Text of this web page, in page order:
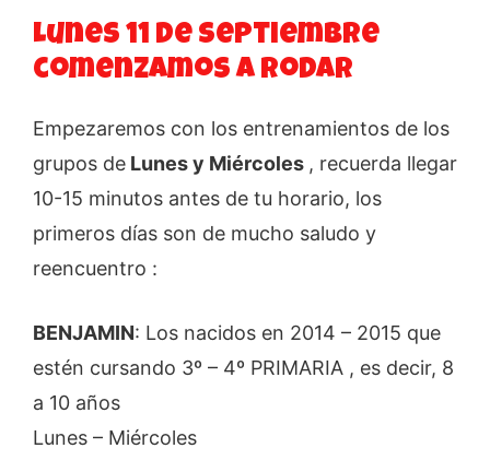
Lunes 11 de Septiembre
comenzamos a rodar
Empezaremos con los entrenamientos de los
grupos de Lunes y Miércoles , recuerda llegar
10-15 minutos antes de tu horario, los
primeros días son de mucho saludo y
reencuentro :
BENJAMIN: Los nacidos en 2014 – 2015 que
estén cursando 3º – 4º PRIMARIA , es decir, 8
a 10 años
Lunes – Miércoles